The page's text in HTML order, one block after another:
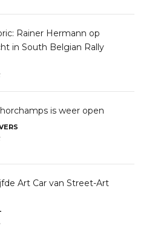
Rainer Hermann op
in South Belgian Rally
is weer open
Art Car van Street-Art